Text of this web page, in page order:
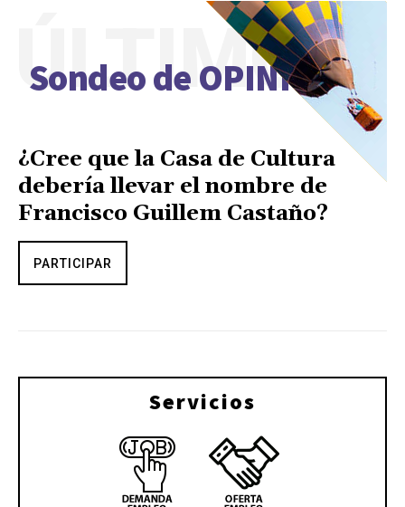
Sondeo de OPINIÓN
ÚLTIMO
¿Cree que la Casa de Cultura
debería llevar el nombre de
Francisco Guillem Castaño?
PARTICIPAR
Servicios